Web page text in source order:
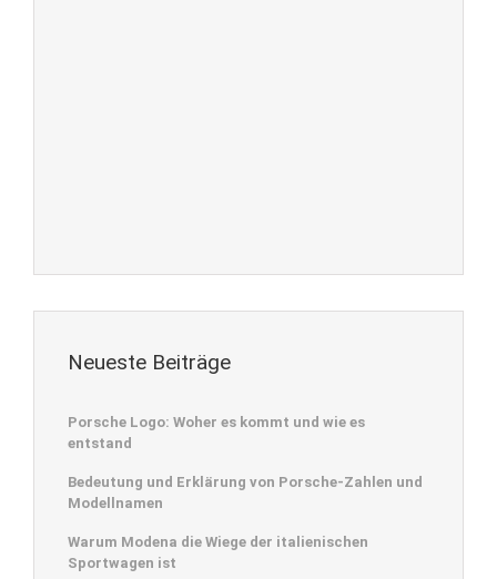
Neueste Beiträge
Porsche Logo: Woher es kommt und wie es
entstand
Bedeutung und Erklärung von Porsche-Zahlen und
Modellnamen
Warum Modena die Wiege der italienischen
Sportwagen ist